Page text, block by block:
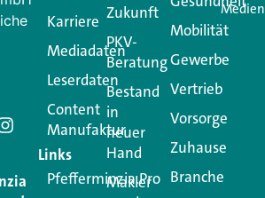
Schreiben
Ihre E-Mail-Adresse wird
Karriere
Mediadaten
Leserdaten
Content
Manufaktur
Links
Pfefferminzia.Pro
Zukunft
PKV-
Beratung
Bestand
in
neuer
Hand
Makler
Mobilität
Gewerbe
Vertrieb
Vorsorge
Zuhause
Branche